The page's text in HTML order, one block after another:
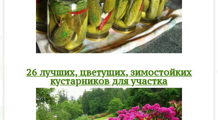
26 лучших, цветущих, зимостойких
кустарников для участка